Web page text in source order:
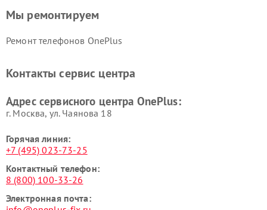
Мы ремонтируем
Ремонт телефонов OnePlus
Контакты сервис центра
Адрес сервисного центра OnePlus:
г. Москва, ул. Чаянова 18
Горячая линия:
+7 (495) 023-73-25
Контактный телефон:
8 (800) 100-33-26
Электронная почта: